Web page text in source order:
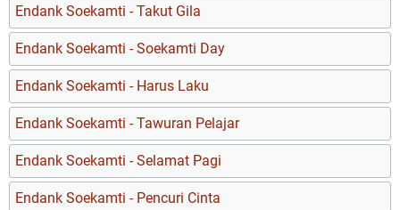
Endank Soekamti - Takut Gila
Endank Soekamti - Soekamti Day
Endank Soekamti - Harus Laku
Endank Soekamti - Tawuran Pelajar
Endank Soekamti - Selamat Pagi
Endank Soekamti - Pencuri Cinta